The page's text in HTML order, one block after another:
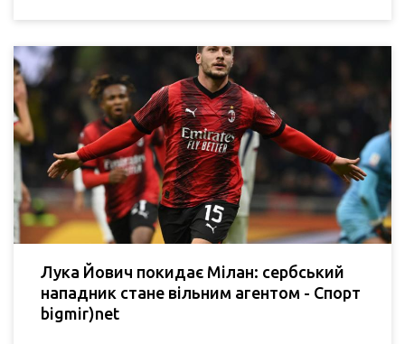
Лука Йович покидає Мілан: сербський
нападник стане вільним агентом - Спорт
bigmir)net